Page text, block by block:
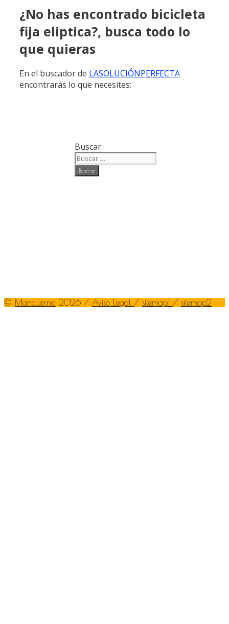
¿No has encontrado bicicleta
fija eliptica?, busca todo lo
que quieras
En el buscador de LASOLUCIÓNPERFECTA
encontrarás lo que necesites:
Buscar:
© Mancuerna 2026 / Aviso Legal / sitemap1 / sitemap2